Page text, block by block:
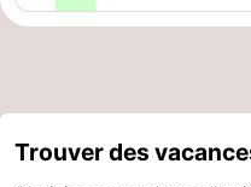
Trouver des